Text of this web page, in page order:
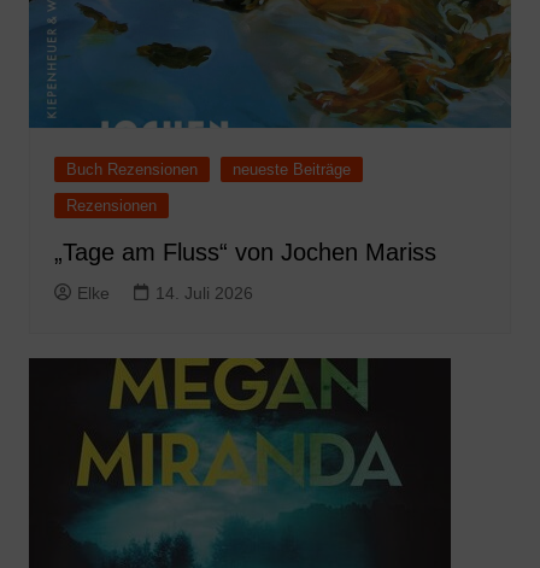
Buch Rezensionen
neueste Beiträge
Rezensionen
„Tage am Fluss“ von Jochen Mariss
Elke 14. Juli 2026